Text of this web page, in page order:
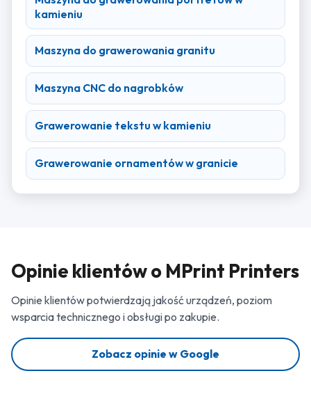
kamieniu
Maszyna do grawerowania granitu
Maszyna CNC do nagrobków
Grawerowanie tekstu w kamieniu
Grawerowanie ornamentów w granicie
Opinie klientów o MPrint Printers
Opinie klientów potwierdzają jakość urządzeń, poziom
wsparcia technicznego i obsługi po zakupie.
Zobacz opinie w Google